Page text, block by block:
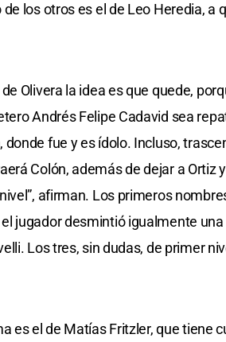
los otros es el de Leo Heredia, a
de Olivera la idea es que quede,
Andrés Felipe Cadavid sea
donde fue y es ídolo. Incluso,
Colón, además de dejar a Ortiz
afirman. Los primeros
jugador desmintió igualmente
Los tres, sin dudas, de primer
es el de Matías Fritzler, que tiene